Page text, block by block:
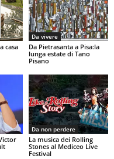
casa
Da vivere
Da Pietrasanta a Pisa:la
lunga estate di Tano
Pisano
Da non perdere
La musica dei Rolling
Stones al Mediceo Live
Festival